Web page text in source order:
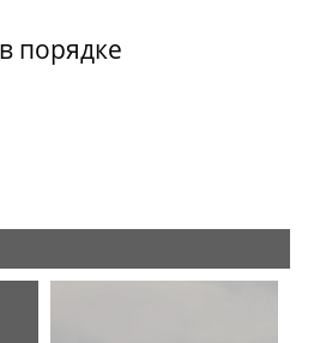
порядке